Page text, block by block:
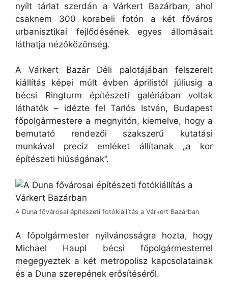
nyílt tárlat szerdán a Várkert Bazárban, ahol
csaknem 300 korabeli fotón a két főváros
urbanisztikai fejlődésének egyes állomásait
láthatja nézőközönség.
A Várkert Bazár Déli palotájában felszerelt
kiállítás képei múlt évben áprilistól júliusig a
bécsi Ringturm építészeti galériában voltak
láthatók – idézte fel Tarlós István, Budapest
főpolgármestere a megnyitón, kiemelve, hogy a
bemutató rendezői szakszerű kutatási
munkával precíz emléket állítanak „a kor
építészeti hiúságának”.
A Duna fővárosai építészeti fotókiállítás a Várkert Bazárban
A főpolgármester nyilvánosságra hozta, hogy
Michael Haupl bécsi főpolgármesterrel
megegyeztek a két metropolisz kapcsolatainak
és a Duna szerepének erősítéséről.